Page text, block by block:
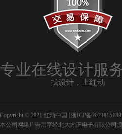
儿童摄影名片模板
儿童摄影模板免费
儿童摄影背景图片
专业在线设计服
找设计，上红动
Copyright © 2021 红动中国 | 浙ICP备
本公司网络广告用字经北大方正电子有限公